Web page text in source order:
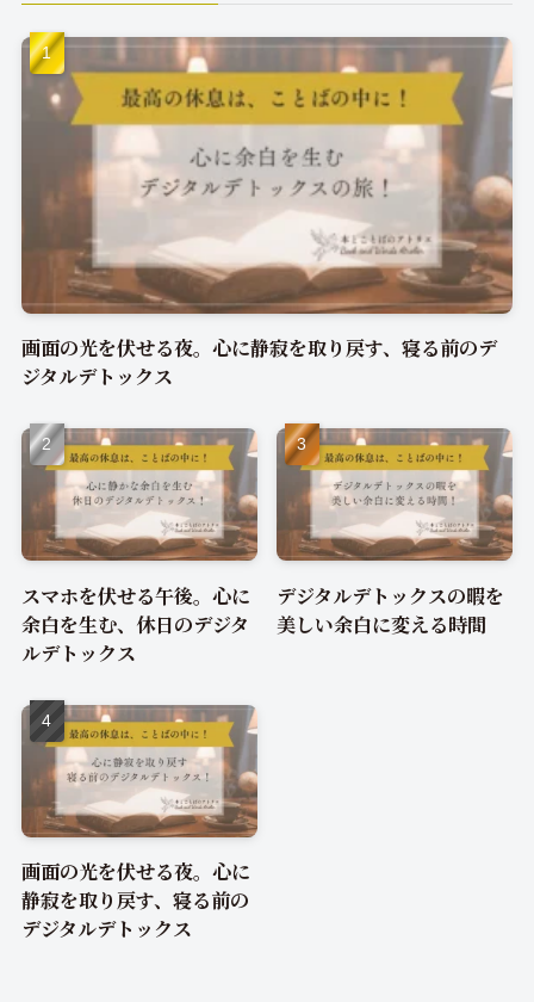
画面の光を伏せる夜。心に静寂を取り戻す、寝る前のデ
ジタルデトックス
スマホを伏せる午後。心に
余白を生む、休日のデジタ
ルデトックス
デジタルデトックスの暇を
美しい余白に変える時間
画面の光を伏せる夜。心に
静寂を取り戻す、寝る前の
デジタルデトックス